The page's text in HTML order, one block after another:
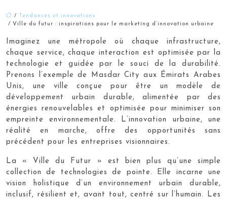
/
Tendances et innovations
/ Ville du futur : inspirations pour le marketing d’innovation urbaine
Imaginez une métropole où chaque infrastructure,
chaque service, chaque interaction est optimisée par la
technologie et guidée par le souci de la durabilité.
Prenons l’exemple de Masdar City aux Émirats Arabes
Unis, une ville conçue pour être un modèle de
développement urbain durable, alimentée par des
énergies renouvelables et optimisée pour minimiser son
empreinte environnementale. L’innovation urbaine, une
réalité en marche, offre des opportunités sans
précédent pour les entreprises visionnaires.
La « Ville du Futur » est bien plus qu’une simple
collection de technologies de pointe. Elle incarne une
vision holistique d’un environnement urbain durable,
inclusif, résilient et, avant tout, centré sur l’humain. Les